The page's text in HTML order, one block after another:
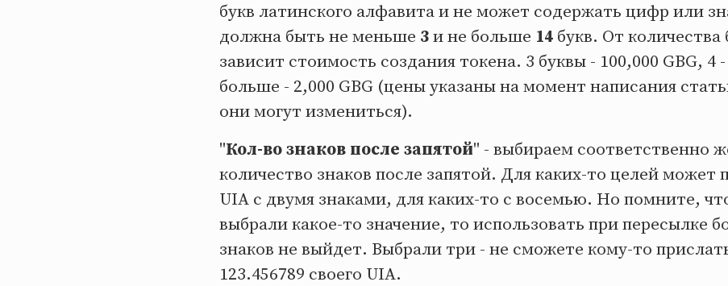
букв латинского алфавита и не может содержать цифр или
должна быть не меньше 3и не больше 14 букв. От количества
зависит стоимость создания токена. 3 буквы - 100,000 GBG, 4
больше - 2,000 GBG (цены указаны на момент написания
они могут измениться).
"Кол-во знаков после запятой" - выбираем соответственно
количество знаков после запятой. Для каких-то целей может
UIA с двумя знаками, для каких-то с восемью. Но помните,
выбрали какое-то значение, то использовать при пересылке
знаков не выйдет. Выбрали три - не сможете кому-то
123.456789 своего UIA.